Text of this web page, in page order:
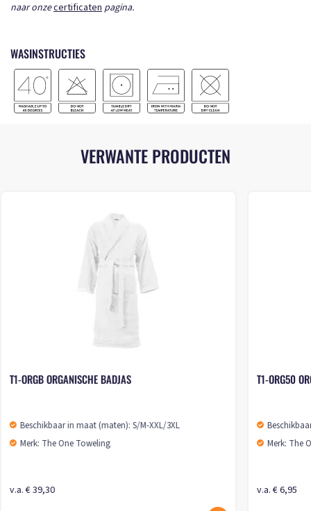
naar onzecertificatenpagina.
WASINSTRUCTIES
VERWANTE PRODUCTEN
T1-ORGB ORGANISCHE BADJAS
Beschikbaar in maat (maten): S/M-XXL/3XL
Merk: The One Toweling
v.a. € 39,30
T1-ORG50
Merk: The
v.a. € 6,95